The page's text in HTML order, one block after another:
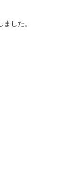
した。